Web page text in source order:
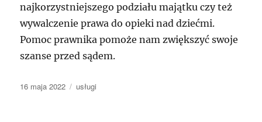
najkorzystniejszego podziału majątku czy też
wywalczenie prawa do opieki nad dziećmi.
Pomoc prawnika pomoże nam zwiększyć swoje
szanse przed sądem.
Data
16 maja 2022 Kategorie
usługi